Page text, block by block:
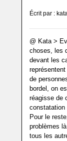
Écrit par :
@ Kata >
choses, les
devant les
de
bordel, on
réagisse de
constatation
Pour le
problèmes
tous les